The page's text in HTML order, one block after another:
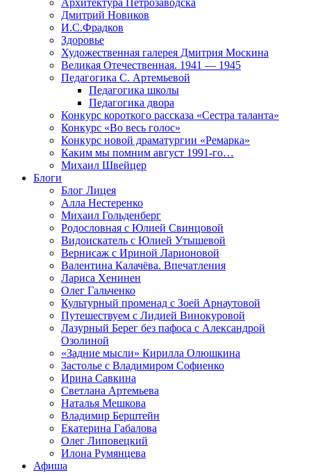
Архитектура Петрозаводска
Дмитрий Новиков
И.С.Фрадков
Здоровье
Художественная галерея Дмитрия Москина
Великая Отечественная. 1941 — 1945
Педагогика С. Артемьевой
Педагогика школы
Педагогика двора
Конкурс короткого рассказа «Сестра таланта»
Конкурс «Во весь голос»
Конкурс новой драматургии «Ремарка»
Каким мы помним август 1991-го…
Михаил Швейцер
Блоги
Блог Лицея
Алла Нестеренко
Михаил Гольденберг
Родословная с Юлией Свинцовой
Видоискатель с Юлией Утышевой
Вернисаж с Ириной Ларионовой
Валентина Калачёва. Впечатления
Лариса Хенинен
Олег Гальченко
Культурный променад с Зоей Арнаутовой
Путешествуем с Лидией Винокуровой
Лазурный Берег без пафоса с Александрой
Озолиной
«Задние мысли» Кирилла Олюшкина
Застолье с Владимиром Софиенко
Ирина Савкина
Светлана Артемьева
Наталья Мешкова
Владимир Берштейн
Екатерина Габалова
Олег Липовецкий
Илона Румянцева
Афиша